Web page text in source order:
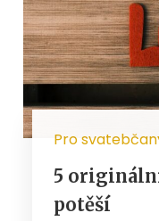
Pro
5
potěší